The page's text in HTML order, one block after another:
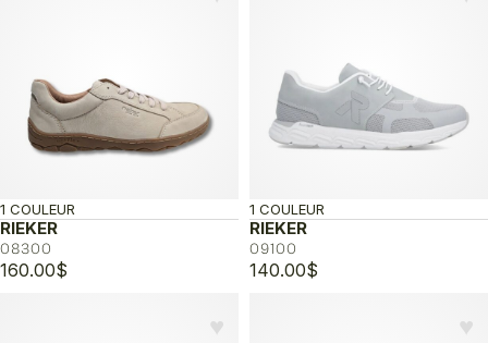
RIEKER
08300
1 COULEUR
160.00$
RIEKER
09100
1 COULEUR
140.00$
♥︎ ♥︎